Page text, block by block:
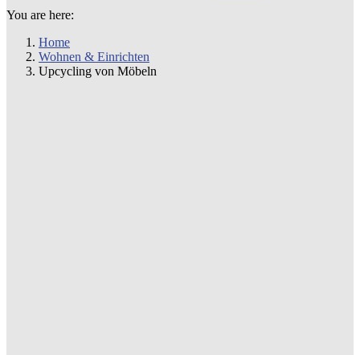
You are here:
Home
Wohnen & Einrichten
Upcycling von Möbeln